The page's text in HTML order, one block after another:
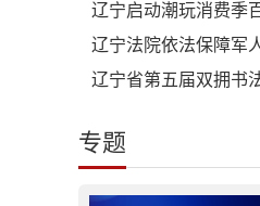
辽宁启动潮玩消费季
辽宁法院依法保障军
辽宁省第五届双拥书
专题